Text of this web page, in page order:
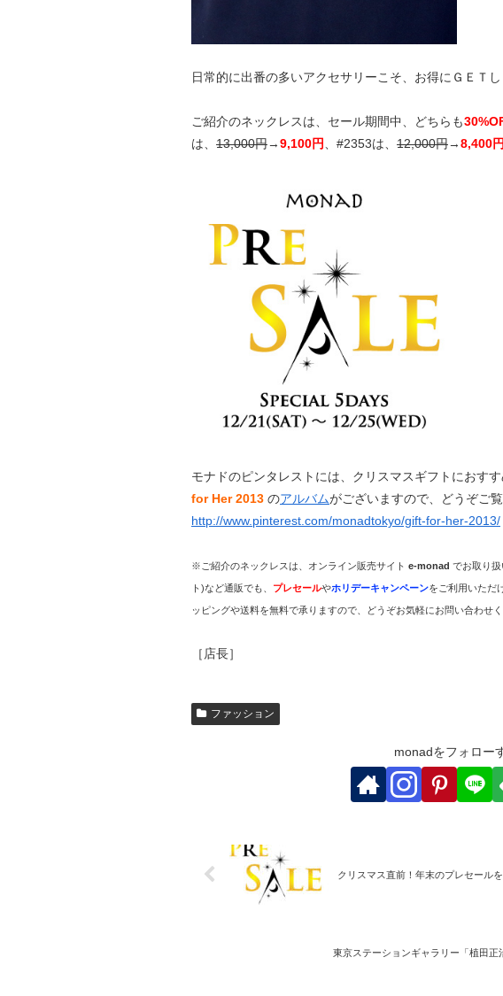
日常的に出番の多いアクセサリーこそ、お得にＧＥＴ
ご紹介のネックレスは、セール期間中、どちらも
は、 13,000円→9,100円、#2353は、 12,000円→8,400円
モナドのピンタレストには、クリスマスギフトにおす
for Her 2013 のアルバムがございますので、どうぞご
http://www.pinterest.com/monadtokyo/gift-for-her-2013/
※ご紹介のネックレスは、オンライン販売サイト e-monad でお取り扱
ト)など通販でも、 プレセールやホリデーキャンペーンをご利用いただ
ッピングや送料を無料で承りますので、どうぞお気軽にお問い合わせく
［店長］
ファッション
monadをフォロー
クリスマス直前！年末のプレセール
東京ステーションギャラリー「植田正